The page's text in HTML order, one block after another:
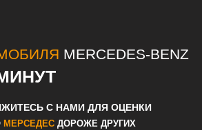
MERCEDES-BENZ
С НАМИ ДЛЯ ОЦЕНКИ
МЕРСЕДЕС ДОРОЖЕ ДРУГИХ